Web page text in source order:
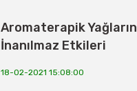
Aromaterapik Yağların
İnanılmaz Etkileri
18-02-2021 15:08:00